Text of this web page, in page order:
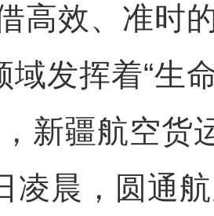
高效、准时
域发挥着“生
疆航空货
凌晨，圆通